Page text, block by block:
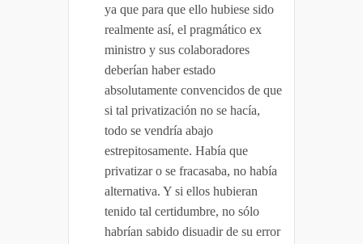
ya que para que ello hubiese sido
realmente así, el pragmático ex
ministro y sus colaboradores
deberían haber estado
absolutamente convencidos de que
si tal privatización no se hacía,
todo se vendría abajo
estrepitosamente. Había que
privatizar o se fracasaba, no había
alternativa. Y si ellos hubieran
tenido tal certidumbre, no sólo
habrían sabido disuadir de su error